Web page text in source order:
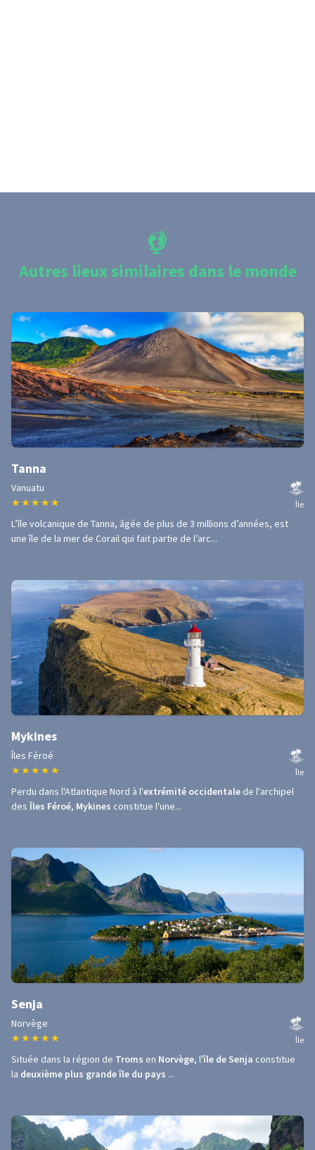
Autres lieux similaires dans le monde
Tanna
Vanuatu
★ ★ ★ ★ ★ Île
L’île volcanique de Tanna, âgée de plus de 3 millions d’années, est
une île de la mer de Corail qui fait partie de l’arc...
Mykines
Îles Féroé
★ ★ ★ ★ ★ Île
Perdu dans l'Atlantique Nord à l'extrémité occidentale de l'archipel
des Îles Féroé, Mykines constitue l'une...
Senja
Norvège
★ ★ ★ ★ ★ Île
Située dans la région de Troms en Norvège, l'île de Senja constitue
la deuxième plus grande île du pays ...